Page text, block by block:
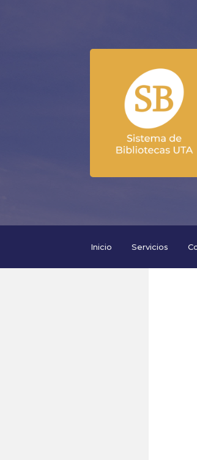
Inicio Servicios